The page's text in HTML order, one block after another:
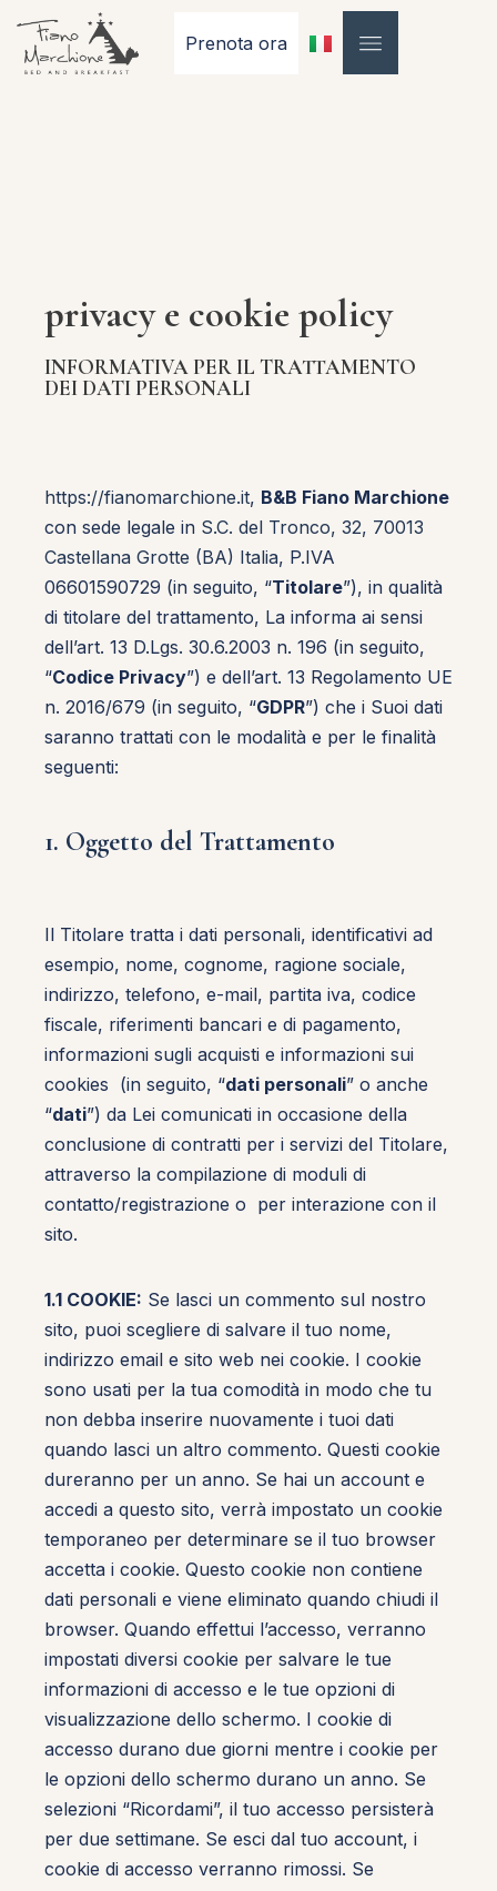
Prenota ora
privacy e cookie policy
INFORMATIVA PER IL TRATTAMENTO
DEI DATI PERSONALI
https://fianomarchione.it, B&B Fiano Marchione
con sede legale in S.C. del Tronco, 32, 70013
Castellana Grotte (BA) Italia, P.IVA
06601590729 (in seguito, “Titolare”), in qualità
di titolare del trattamento, La informa ai sensi
dell’art. 13 D.Lgs. 30.6.2003 n. 196 (in seguito,
“Codice Privacy”) e dell’art. 13 Regolamento UE
n. 2016/679 (in seguito, “GDPR”) che i Suoi dati
saranno trattati con le modalità e per le finalità
seguenti:
1. Oggetto del Trattamento
Il Titolare tratta i dati personali, identificativi ad
esempio, nome, cognome, ragione sociale,
indirizzo, telefono, e-mail, partita iva, codice
fiscale, riferimenti bancari e di pagamento,
informazioni sugli acquisti e informazioni sui
cookies (in seguito, “dati personali” o anche
“dati”) da Lei comunicati in occasione della
conclusione di contratti per i servizi del Titolare,
attraverso la compilazione di moduli di
contatto/registrazione o per interazione con il
sito.
1.1 COOKIE: Se lasci un commento sul nostro
sito, puoi scegliere di salvare il tuo nome,
indirizzo email e sito web nei cookie. I cookie
sono usati per la tua comodità in modo che tu
non debba inserire nuovamente i tuoi dati
quando lasci un altro commento. Questi cookie
dureranno per un anno. Se hai un account e
accedi a questo sito, verrà impostato un cookie
temporaneo per determinare se il tuo browser
accetta i cookie. Questo cookie non contiene
dati personali e viene eliminato quando chiudi il
browser. Quando effettui l’accesso, verranno
impostati diversi cookie per salvare le tue
informazioni di accesso e le tue opzioni di
visualizzazione dello schermo. I cookie di
accesso durano due giorni mentre i cookie per
le opzioni dello schermo durano un anno. Se
selezioni “Ricordami”, il tuo accesso persisterà
per due settimane. Se esci dal tuo account, i
cookie di accesso verranno rimossi. Se